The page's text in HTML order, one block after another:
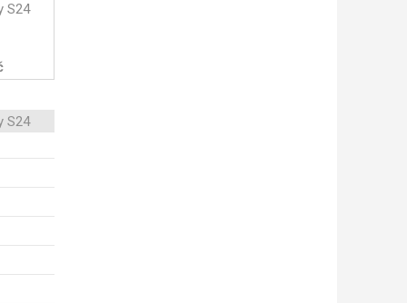
S24
S24